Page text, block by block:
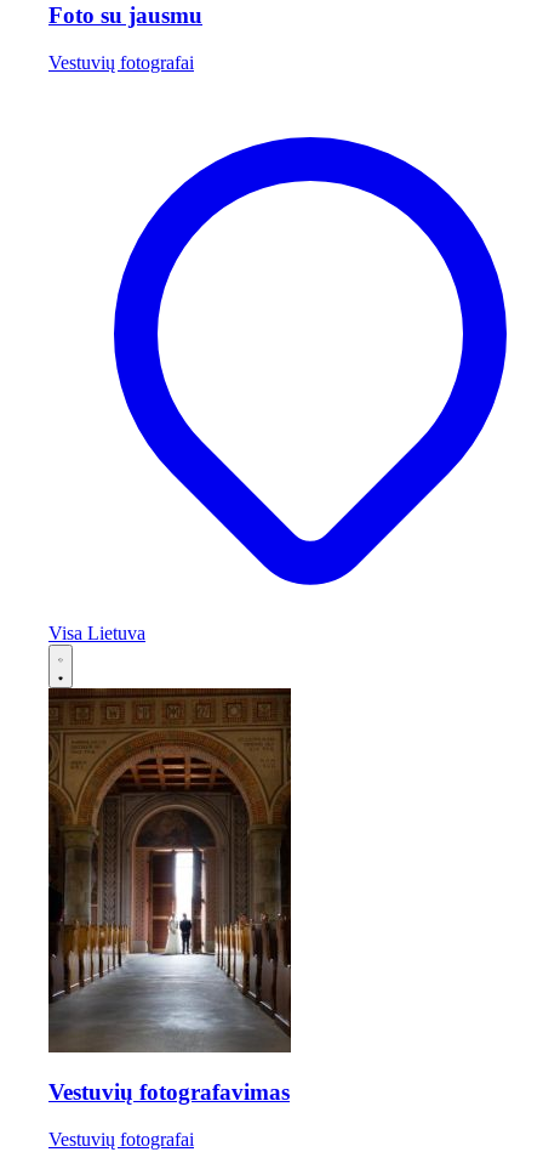
Foto su jausmu
Vestuvių fotografai
Visa Lietuva
Vestuvių fotografavimas
Vestuvių fotografai